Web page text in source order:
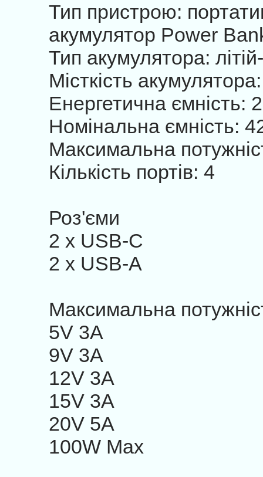
Тип пристрою:
акумулятор Power
Тип акумулятора:
Місткість
Енергетична ємність:
Номінальна ємність:
Максимальна
Кількість портів: 4
Роз'єми
2 x USB-C
2 x USB-A
Максимальна
5V 3A
9V 3A
12V 3A
15V 3A
20V 5A
100W Max